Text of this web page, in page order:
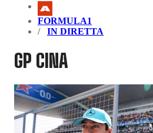
FORMULA1
IN DIRETTA
GP CINA